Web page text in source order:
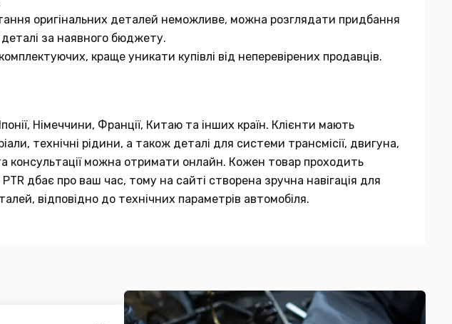
оригінальних деталей неможливе, можна розглядати придбання
за наявного бюджету.
краще уникати купівлі від неперевірених продавців.
Німеччини, Франції, Китаю та інших країн. Клієнти мають
технічні рідини, а також деталі для системи трансмісії, двигуна,
консультації можна отримати онлайн. Кожен товар проходить
дбає про ваш час, тому на сайті створена зручна навігація для
відповідно до технічних параметрів автомобіля.